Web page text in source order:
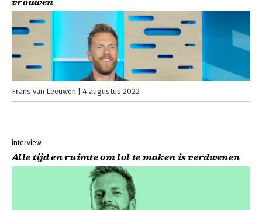
vrouwen
Frans van Leeuwen 4 augustus 2022
interview
Alle tijd en ruimte om lol te maken is verdwenen